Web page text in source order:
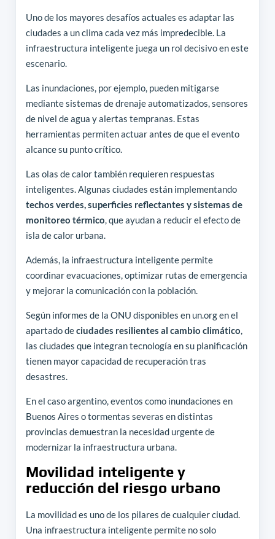
Uno de los mayores desafíos actuales es adaptar las
ciudades a un clima cada vez más impredecible. La
infraestructura inteligente juega un rol decisivo en este
escenario.
Las inundaciones, por ejemplo, pueden mitigarse
mediante sistemas de drenaje automatizados, sensores
de nivel de agua y alertas tempranas. Estas
herramientas permiten actuar antes de que el evento
alcance su punto crítico.
Las olas de calor también requieren respuestas
inteligentes. Algunas ciudades están implementando
techos verdes, superficies reflectantes y sistemas de
monitoreo térmico, que ayudan a reducir el efecto de
isla de calor urbana.
Además, la infraestructura inteligente permite
coordinar evacuaciones, optimizar rutas de emergencia
y mejorar la comunicación con la población.
Según informes de la ONU disponibles en un.org en el
apartado deciudades resilientes al cambio climático,
las ciudades que integran tecnología en su planificación
tienen mayor capacidad de recuperación tras
desastres.
En el caso argentino, eventos como inundaciones en
Buenos Aires o tormentas severas en distintas
provincias demuestran la necesidad urgente de
modernizar la infraestructura urbana.
Movilidad inteligente y
reducción del riesgo urbano
La movilidad es uno de los pilares de cualquier ciudad.
Una infraestructura inteligente permite no solo